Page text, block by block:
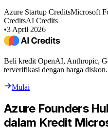
Azure Startup CreditsMicrosoft
CreditsAI Credits
•3 April 2026
Beli kredit OpenAI, Anthropic,
terverifikasi dengan harga diskon.
Mulai
Azure Founders
dalam Kredit